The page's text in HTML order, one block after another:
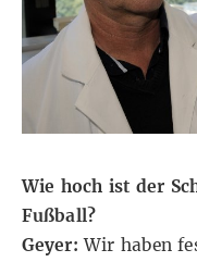
Wie hoch ist der
Fußball?
Geyer: Wir haben